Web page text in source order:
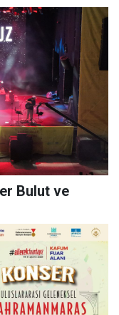
Bulut ve